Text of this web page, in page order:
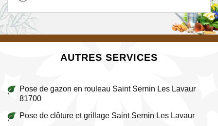
AUTRES SERVICES
Pose de gazon en rouleau Saint Sernin Les Lavaur
81700
Pose de clôture et grillage Saint Sernin Les Lavaur